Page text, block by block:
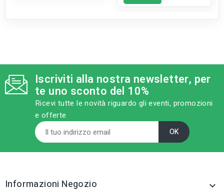
Scheda dati close
tune RC LABEL
Disponibile in negozio
Ferramenta
tune RC LABEL
Disponibile in negozio
Iscriviti alla nostra newsletter, per
te uno sconto del 10%
Ricevi tutte le novità riguardo gli eventi, promozioni
e offerte
Informazioni Negozio 